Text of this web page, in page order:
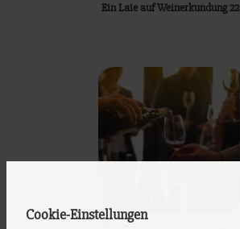
Ein Laie auf Weinerkundung 22
Cookie-Einstellungen